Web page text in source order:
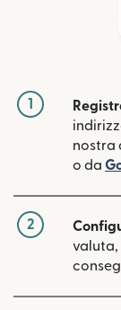
1
nostra
o da
2
valuta,